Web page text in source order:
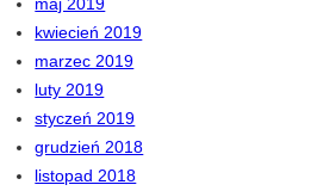
maj 2019
kwiecień 2019
marzec 2019
luty 2019
styczeń 2019
grudzień 2018
listopad 2018